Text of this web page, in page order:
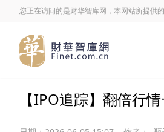
您正在访问的是财华智库网，本网站所提供
【IPO追踪】翻倍行